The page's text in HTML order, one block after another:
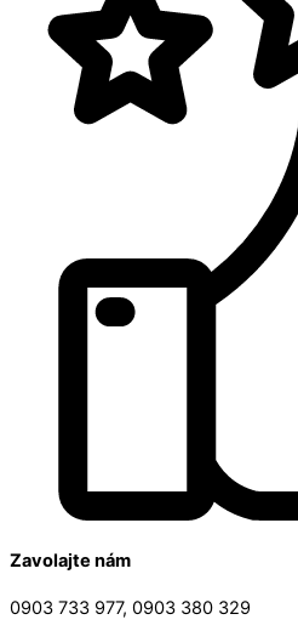
Zavolajte nám
0903 733 977, 0903 380 329